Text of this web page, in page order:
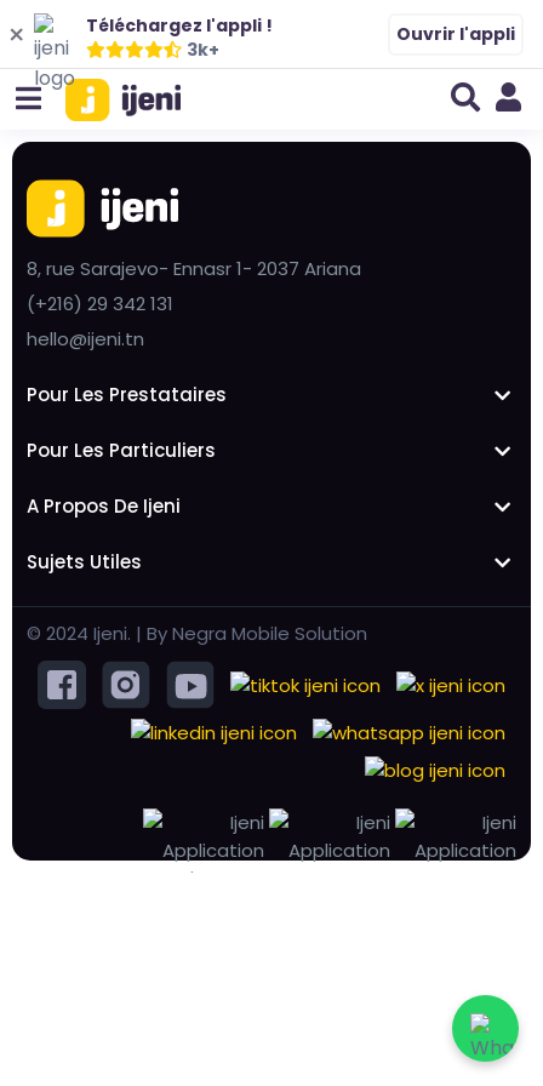
Téléchargez l'appli !
3k+
Ouvrir l'appli
8, rue Sarajevo- Ennasr 1- 2037 Ariana
(+216) 29 342 131
hello@ijeni.tn
Pour Les Prestataires
Pour Les Particuliers
A Propos De Ijeni
Sujets Utiles
© 2024 Ijeni. | By Negra Mobile Solution